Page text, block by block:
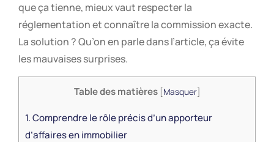
que ça tienne, mieux vaut respecter la
réglementation et connaître la commission exacte.
La solution ? Qu’on en parle dans l’article, ça évite
les mauvaises surprises.
Table des matières [Masquer]
1.Comprendre le rôle précis d’un apporteur
d’affaires en immobilier